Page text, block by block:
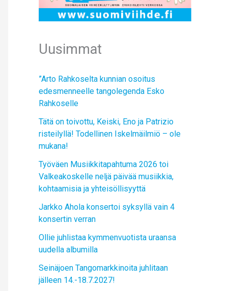
Uusimmat
”Arto Rahkoselta kunnian osoitus
edesmenneelle tangolegenda Esko
Rahkoselle
Tätä on toivottu, Keiski, Eno ja Patrizio
risteilyllä! Todellinen Iskelmäilmiö – ole
mukana!
Työväen Musiikkitapahtuma 2026 toi
Valkeakoskelle neljä päivää musiikkia,
kohtaamisia ja yhteisöllisyyttä
Jarkko Ahola konsertoi syksyllä vain 4
konsertin verran
Ollie juhlistaa kymmenvuotista uraansa
uudella albumilla
Seinäjoen Tangomarkkinoita juhlitaan
jälleen 14.-18.7.2027!